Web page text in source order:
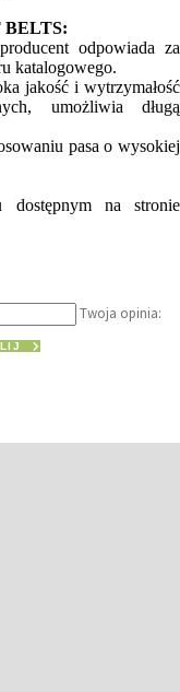
BELTS:
odpowiada za
katalogowego.
jakość i wytrzymałość
umożliwia długą
pasa o wysokiej
na stronie
Twoja opinia: